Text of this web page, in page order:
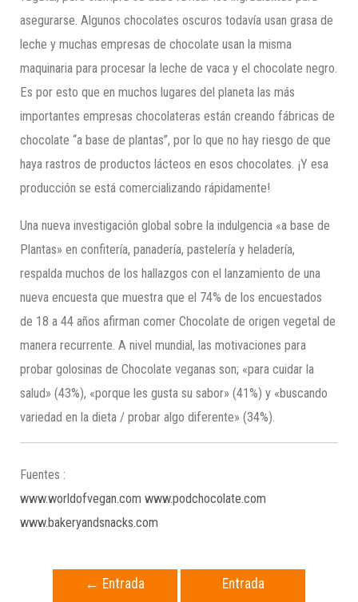
asegurarse. Algunos chocolates oscuros todavía usan grasa de
leche y muchas empresas de chocolate usan la misma
maquinaria para procesar la leche de vaca y el chocolate negro.
Es por esto que en muchos lugares del planeta las más
importantes empresas chocolateras están creando fábricas de
chocolate “a base de plantas”, por lo que no hay riesgo de que
haya rastros de productos lácteos en esos chocolates. ¡Y esa
producción se está comercializando rápidamente!
Una nueva investigación global sobre la indulgencia «a base de
Plantas» en confitería, panadería, pastelería y heladería,
respalda muchos de los hallazgos con el lanzamiento de una
nueva encuesta que muestra que el 74% de los encuestados
de 18 a 44 años afirman comer Chocolate de origen vegetal de
manera recurrente. A nivel mundial, las motivaciones para
probar golosinas de Chocolate veganas son; «para cuidar la
salud» (43%), «porque les gusta su sabor» (41%) y «buscando
variedad en la dieta / probar algo diferente» (34%).
Fuentes :
www.worldofvegan.com www.podchocolate.com
www.bakeryandsnacks.com
← Entrada Entrada